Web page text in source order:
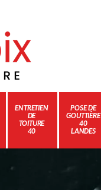
ENTRETIEN
DE
TOITURE
40
POSE DE
GOUTTIÈRE
40
LANDES